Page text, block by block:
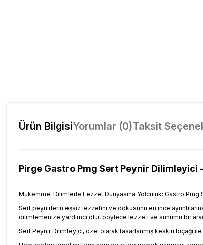
Ürün BilgisiYorumlar (0)Taksit
Pirge Gastro Pmg Sert Peynir Dilimleyici
Mükemmel Dilimlerle Lezzet Dünyasına Yolculuk: Gastro Pmg
Sert peynirlerin eşsiz lezzetini ve dokusunu en ince
dilimlemenize yardımcı olur, böylece lezzeti ve sunumu bir
Sert Peynir Dilimleyici, özel olarak tasarlanmış keskin bıçağı